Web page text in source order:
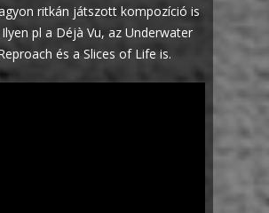
ritkán játszott kompozíció is
pl a Déjà Vu, az Underwater
és a Slices of Life is.